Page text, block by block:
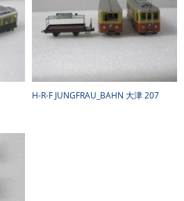
H-R-F JUNGFRAU_BAHN 大津 207